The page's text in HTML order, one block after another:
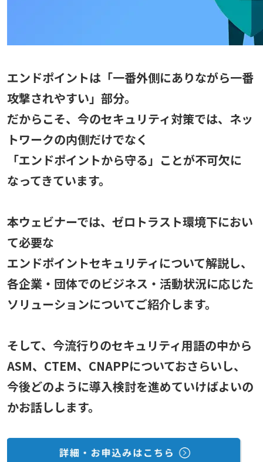
エンドポイントは「一番外側にありながら一番
攻撃されやすい」部分。
だからこそ、今のセキュリティ対策では、ネッ
トワークの内側だけでなく
「エンドポイントから守る」ことが不可欠に
なってきています。
本ウェビナーでは、ゼロトラスト環境下におい
て必要な
エンドポイントセキュリティについて解説し、
各企業・団体でのビジネス・活動状況に応じた
ソリューションについてご紹介します。
そして、今流行りのセキュリティ用語の中から
ASM、CTEM、CNAPPについておさらいし、
今後どのように導入検討を進めていけばよいの
かお話しします。